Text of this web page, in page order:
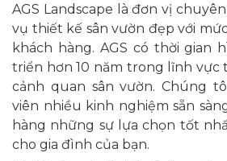
AGS Landscape là đơn vị
vụ thiết kế sân vườn đẹp với
khách hàng. AGS có thời gian
triển hơn 10 năm trong lĩnh vực
cảnh quan sân vườn. Chúng
viên nhiều kinh nghiệm sẵn
hàng những sự lựa chọn tốt
cho gia đình của bạn.